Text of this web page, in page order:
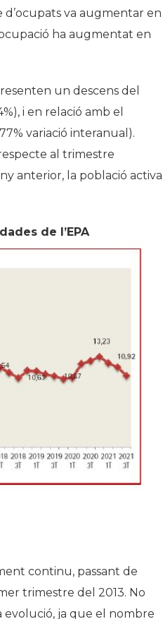
d’ocupats va augmentar en
ha augmentat en
un descens del
i en relació amb el
variació interanual).
al trimestre
anterior, la població activa
de l’EPA
continu, passant de
trimestre del 2013. No
evolució, ja que el nombre